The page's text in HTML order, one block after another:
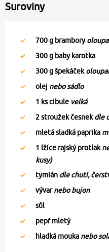
Suroviny
700g brambory
300g baby karotka
300g špekáček
olej nebo sádlo
1 ks cibule velká
2stroužek česnekdle
mletá sladká paprika
1 lžíce rajský protlak
kusy)
tymián dle chuti,
vývarnebo bujon
sůl
pepř mletý
hladká mouka nebo